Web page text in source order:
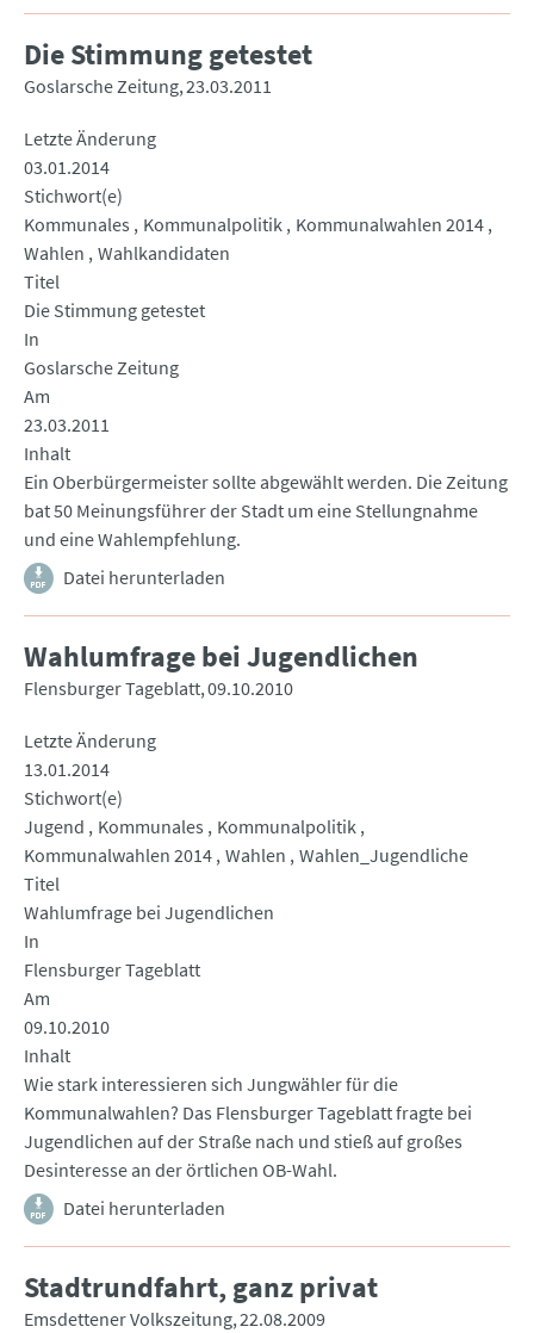
Die Stimmung getestet
Goslarsche Zeitung 23.03.2011
Letzte Änderung
03.01.2014
Stichwort(e)
Kommunales
Kommunalpolitik Kommunalwahlen 2014
Wahlen Wahlkandidaten
Titel
Die Stimmung getestet
In
Goslarsche Zeitung
Am
23.03.2011
Inhalt
Ein Oberbürgermeister sollte abgewählt werden. Die Zeitung
bat 50 Meinungsführer der Stadt um eine Stellungnahme
und eine Wahlempfehlung.
Datei herunterladen
Wahlumfrage bei Jugendlichen
Flensburger Tageblatt 09.10.2010
Letzte Änderung
13.01.2014
Stichwort(e)
Jugend
Kommunales
Kommunalpolitik
Kommunalwahlen 2014 Wahlen Wahlen_Jugendliche
Titel
Wahlumfrage bei Jugendlichen
In
Flensburger Tageblatt
Am
09.10.2010
Inhalt
Wie stark interessieren sich Jungwähler für die
Kommunalwahlen? Das Flensburger Tageblatt fragte bei
Jugendlichen auf der Straße nach und stieß auf großes
Desinteresse an der örtlichen OB-Wahl.
Datei herunterladen
Stadtrundfahrt, ganz privat
Emsdettener Volkszeitung 22.08.2009